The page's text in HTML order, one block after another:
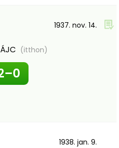
1937. nov. 14.
(itthon)
1938. jan. 9.